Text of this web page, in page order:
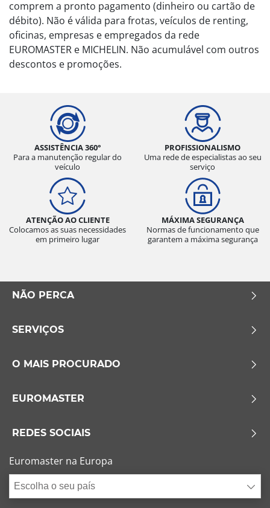
comprem a pronto pagamento (dinheiro ou cartão de
débito). Não é válida para frotas, veículos de renting,
oficinas, empresas e empregados da rede
EUROMASTER e MICHELIN. Não acumulável com outros
descontos e promoções.
ASSISTÊNCIA 360°
Para a manutenção regular do
veículo
PROFISSIONALISMO
Uma rede de especialistas ao seu
serviço
ATENÇÃO AO CLIENTE
Colocamos as suas necessidades
em primeiro lugar
MÁXIMA SEGURANÇA
Normas de funcionamento que
garantem a máxima segurança
NÃO PERCA
SERVIÇOS
O MAIS PROCURADO
EUROMASTER
REDES SOCIAIS
Euromaster na Europa
Escolha o seu país